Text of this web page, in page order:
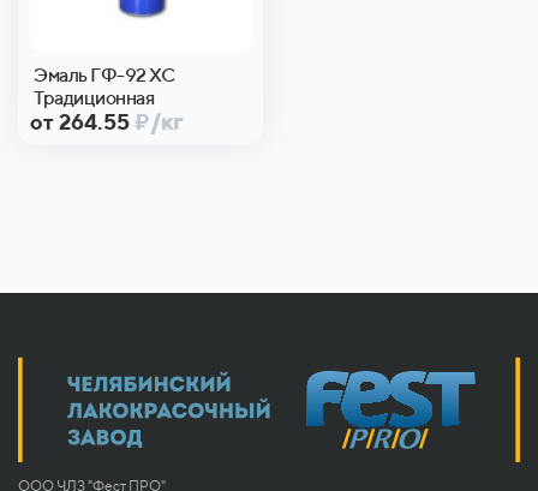
Эмаль ГФ-92 ХС
Традиционная
от 264.55 ₽/кг
ООО ЧЛЗ "Фест ПРО"